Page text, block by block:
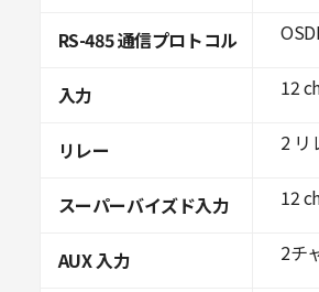
RS-485 通信プロトコル
入力
リレー
スーパーバイズド入力
AUX 入力
12
2 リ
12
2チ